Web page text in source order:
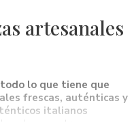
artesanales
lo que tiene que
frescas, auténticas y
italianos
maestros